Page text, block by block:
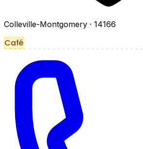
Colleville-Montgomery · 14166
Café